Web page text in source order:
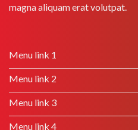
magna aliquam erat volutpat.
Menu link 1
Menu link 2
Menu link 3
Menu link 4